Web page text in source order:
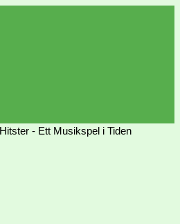
Hitster - Ett Musikspel i Tiden